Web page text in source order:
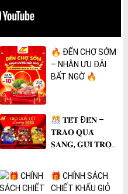
🔥 ĐẾN CHỢ SỚM
– NHẬN ƯU ĐÃI
BẤT NGỜ 🔥
🎊 𝐓𝐄̂́𝐓 Đ𝐄̂́𝐍 –
𝐓𝐑𝐀𝐎 𝐐𝐔𝐀̀
𝐒𝐀𝐍𝐆, 𝐆𝐔̛̉𝐈 𝐓𝐑𝐎̣𝐍
🎁 CHÍNH SÁCH
CHIẾT KHẤU GIỎ